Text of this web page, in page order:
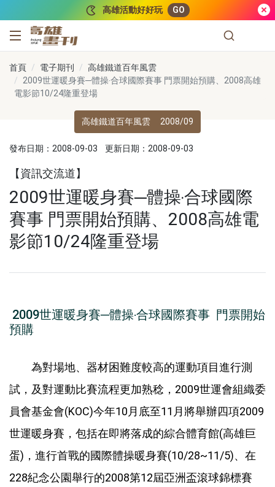
高雄活動好好玩 GO
高雄畫刊
首頁 電子期刊
高雄鐵道百年風雲
2009世運暖身賽─體操‧合球國際賽事 門票開始預購、2008高雄
電影節10/24隆重登場
高雄鐵道百年風雲 2008/09
發布日期：2008-09-03 更新日期：2008-09-03
【資訊交流道】
2009世運暖身賽─體操‧合球國際
賽事 門票開始預購、2008高雄電
影節10/24隆重登場
2009世運暖身賽─體操‧合球國際賽事 門票開始
預購
為對場地、器材困難度較高的運動項目進行測
試，及對運動比賽流程更加熟稔，2009世運會組織委
員會基金會(KOC)今年10月底至11月將舉辦四項2009
世運暖身賽，包括在即將落成的綜合體育館(高雄巨
蛋)，進行首戰的國際體操暖身賽(10/28~11/5)、在
228紀念公園舉行的2008第12屆亞洲盃滾球錦標賽